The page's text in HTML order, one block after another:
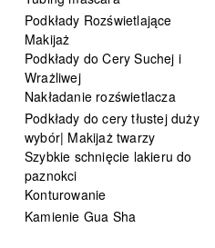
Podkłady Rozświetlające
Makijaż
Podkłady do Cery Suchej i
Wrażliwej
Nakładanie rozświetlacza
Podkłady do cery tłustej duży
wybór| Makijaż twarzy
Szybkie schnięcie lakieru do
paznokci
Konturowanie
Kamienie Gua Sha